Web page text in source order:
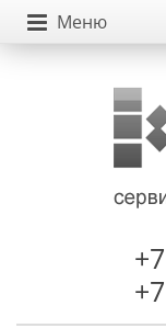
Меню